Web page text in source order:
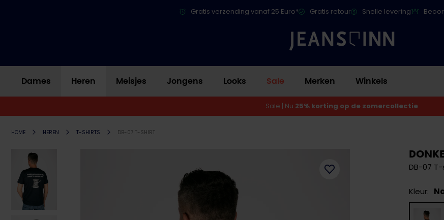
Gratis verzending vanaf 25 Euro* Gratis retour Snelle levering
Dames Heren Meisjes Jongens Looks Sale Merken Winkels
Sale | Nu 25% korting op de zomercollectie
HOME HEREN T-SHIRTS DB-07 T-SHIRT
DB-07
Kleur: